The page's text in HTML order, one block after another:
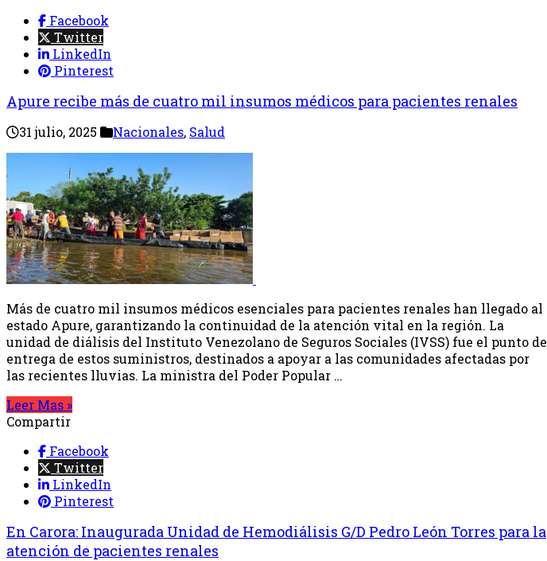
Facebook
Twitter
LinkedIn
Pinterest
Apure recibe más de cuatro mil insumos médicos para pacientes renales
31 julio, 2025 Nacionales, Salud
Más de cuatro mil insumos médicos esenciales para pacientes renales han llegado al
estado Apure, garantizando la continuidad de la atención vital en la región. La
unidad de diálisis del Instituto Venezolano de Seguros Sociales (IVSS) fue el punto de
entrega de estos suministros, destinados a apoyar a las comunidades afectadas por
las recientes lluvias. La ministra del Poder Popular …
Leer Mas »
Compartir
Facebook
Twitter
LinkedIn
Pinterest
En Carora: Inaugurada Unidad de Hemodiálisis G/D Pedro León Torres para la
atención de pacientes renales